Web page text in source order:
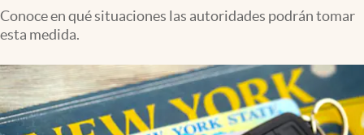
Lifestyle
Conoce en qué situaciones las autoridades podrán tomar
esta medida.